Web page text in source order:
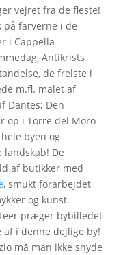
vejret fra de fleste!
på farverne i de
i Cappella
Antikrists
de frelste i
m.fl. malet af
Dantes; Den
op i Torre del Moro
byen og
De
af butikker med
, smukt forarbejdet
og kunst.
præger bybilledet
i denne dejlige by!
må man ikke snyde